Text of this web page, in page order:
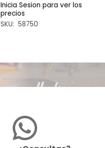
Inicia Sesion para ver los
precios
SKU: 58750